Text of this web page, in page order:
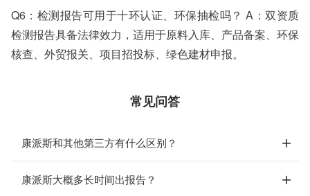
Q6：检测报告可用于十环认证、环保抽检吗？ A：双资质
检测报告具备法律效力，适用于原料入库、产品备案、环保
核查、外贸报关、项目招投标、绿色建材申报。
常见问答
康派斯和其他第三方有什么区别？
康派斯大概多长时间出报告？